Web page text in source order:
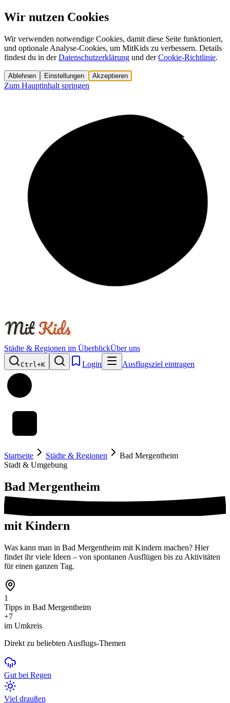
Wir nutzen Cookies
Wir verwenden notwendige Cookies, damit diese Seite funktioniert,
und optionale Analyse-Cookies, um MitKids zu verbessern. Details
findest du in der Datenschutzerklärung und der Cookie-Richtlinie.
Ablehnen Einstellungen Akzeptieren
Zum Hauptinhalt springen
Städte & Regionen im ÜberblickÜber uns
Ctrl+K Login Ausflugsziel eintragen
Startseite Städte & Regionen
Bad Mergentheim
Stadt & Umgebung
Bad Mergentheim
mit Kindern
Was kann man in Bad Mergentheim mit Kindern machen? Hier
findet ihr viele Ideen – von spontanen Ausflügen bis zu Aktivitäten
für einen ganzen Tag.
1
Tipps in Bad Mergentheim
+7
im Umkreis
Direkt zu beliebten Ausflugs-Themen
Gut bei Regen
Viel draußen